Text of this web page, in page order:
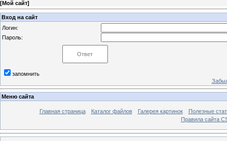
[Мой сайт]
Вход на сайт
Логин:
Пароль:
запомнить
Меню сайта
Главная страница Каталог файлов Галерея картинок
Полезные
Правила сайта